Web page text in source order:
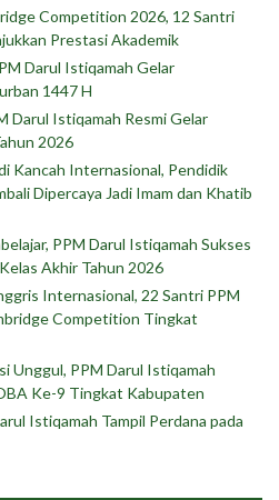
Competition 2026, 12 Santri
Prestasi Akademik
Darul Istiqamah Gelar
1447 H
Darul Istiqamah Resmi Gelar
2026
Kancah Internasional, Pendidik
Dipercaya Jadi Imam dan Khatib
PPM Darul Istiqamah Sukses
Akhir Tahun 2026
Internasional, 22 Santri PPM
Competition Tingkat
Unggul, PPM Darul Istiqamah
Ke-9 Tingkat Kabupaten
Istiqamah Tampil Perdana pada